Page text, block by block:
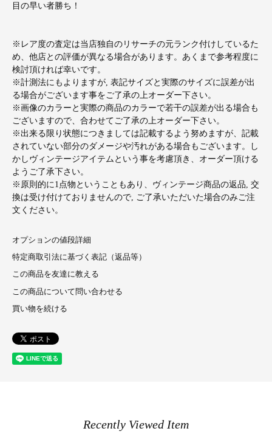
目の早い者勝ち！
※レア度の査定は当店独自のリサーチの元ランク付けしているた
め、他店との評価が異なる場合があります。あくまで参考程度に
検討頂ければ幸いです。
※計測法にもよりますが, 表記サイズと実際のサイズに誤差が出
る場合がございます事をご了承の上オーダー下さい。
※画像のカラーと実際の商品のカラーで若干の誤差が出る場合も
ございますので、合わせてご了承の上オーダー下さい。
※出来る限り状態につきましては記載するよう努めますが、記載
されていない部分のダメージや汚れがある場合もございます。し
かしヴィンテージアイテムという事を考慮頂き、オーダー頂ける
ようご了承下さい。
※原則的に1点物ということもあり、ヴィンテージ商品の返品, 交
換は受け付けておりませんので, ご了承いただいた場合のみご注
文ください。
オプションの値段詳細
特定商取引法に基づく表記（返品等）
この商品を友達に教える
この商品について問い合わせる
買い物を続ける
Recently Viewed Item